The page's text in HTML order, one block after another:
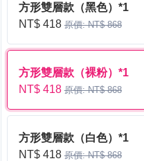
方形雙層款（黑色）*1
NT$ 418 原價: NT$ 868
方形雙層款（裸粉）*1
NT$ 418 原價: NT$ 868
方形雙層款（白色）*1
NT$ 418 原價: NT$ 868